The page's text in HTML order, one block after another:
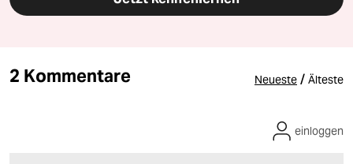
2 Kommentare Neueste / Älteste
einloggen